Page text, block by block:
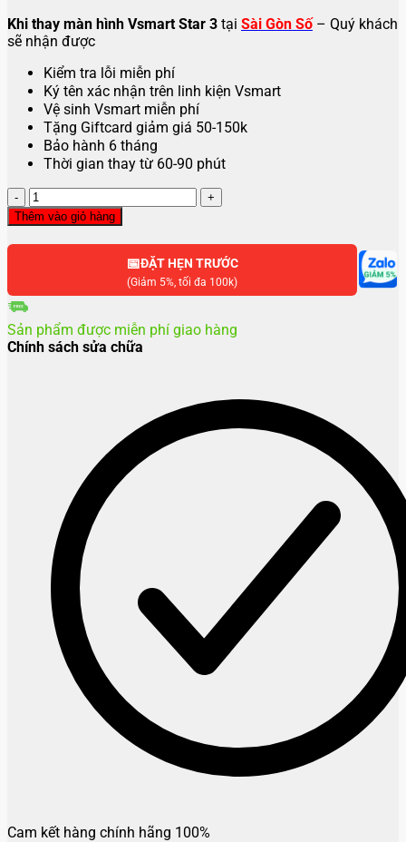
Khi thay màn hình Vsmart Star 3 tại Sài Gòn Số– Quý khách
sẽ nhận được
Kiểm tra lỗi miễn phí
Ký tên xác nhận trên linh kiện Vsmart
Vệ sinh Vsmart miễn phí
Tặng Giftcard giảm giá 50-150k
Bảo hành 6 tháng
Thời gian thay từ 60-90 phút
Thay
màn
hình
Vsmart
số
Thêm vào giỏ hàng
📅ĐẶT HẸN TRƯỚC
(Giảm 5%, tối đa 100k)
Sản phẩm được miễn phí giao hàng
Chính sách sửa chữa
Cam kết hàng chính hãng 100%